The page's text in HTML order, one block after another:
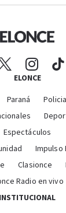
ELONCE
Paraná
Espectáculos
Impulso
Clasionce
Radio en vivo
INSTITUCIONAL